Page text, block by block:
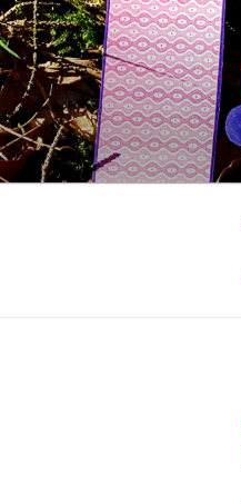
Zum
Inhalt
springen